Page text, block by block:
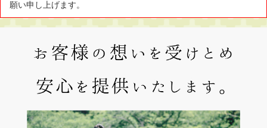
願い申し上げます。